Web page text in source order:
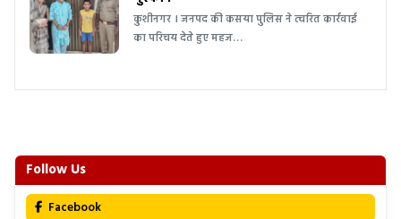
कुशीनगर । जनपद की कसया पुलिस ने त्वरित कार्रवाई
का परिचय देते हुए महज…
Follow Us
Facebook